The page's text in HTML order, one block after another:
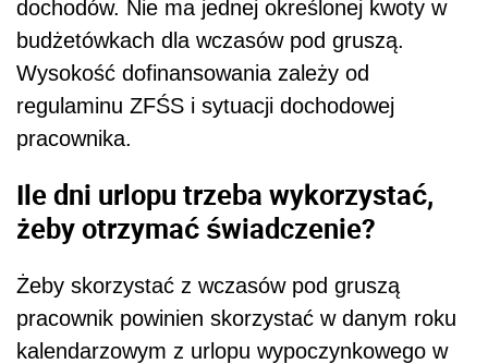
dochodów. Nie ma jednej określonej kwoty w
budżetówkach dla wczasów pod gruszą.
Wysokość dofinansowania zależy od
regulaminu ZFŚS i sytuacji dochodowej
pracownika.
Ile dni urlopu trzeba wykorzystać,
żeby otrzymać świadczenie?
Żeby skorzystać z wczasów pod gruszą
pracownik powinien skorzystać w danym roku
kalendarzowym z urlopu wypoczynkowego w